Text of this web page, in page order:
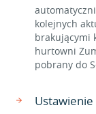
kolejnych
brakującymi
hurtowni
pobrany do